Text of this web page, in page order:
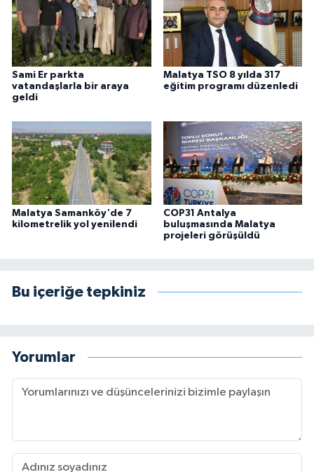
Sami Er parkta
vatandaşlarla bir araya
geldi
Malatya TSO 8 yılda 317
eğitim programı düzenledi
Malatya Samanköy'de 7
kilometrelik yol yenilendi
COP31 Antalya
buluşmasında Malatya
projeleri görüşüldü
Bu içeriğe tepkiniz
Yorumlar